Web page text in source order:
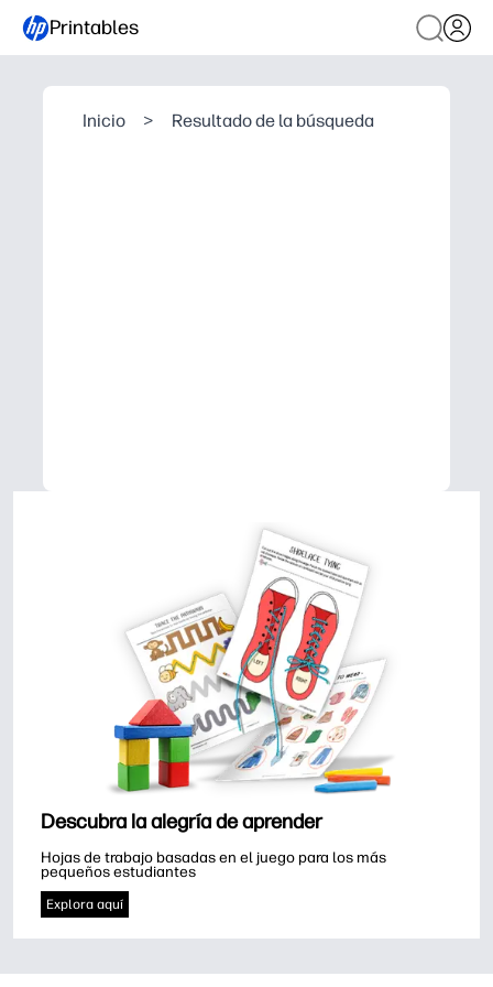
Printables
Inicio > Resultado de la búsqueda
Descubra la alegría de aprender
Hojas de trabajo basadas en el juego para los más
pequeños estudiantes
Explora aquí